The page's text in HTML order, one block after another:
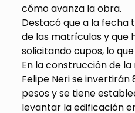
cómo avanza la obra.
Destacó que a la fecha
de las matrículas y que
solicitando cupos, lo
En la construcción de la
Felipe Neri se invertirán
pesos y se tiene
levantar la edificación